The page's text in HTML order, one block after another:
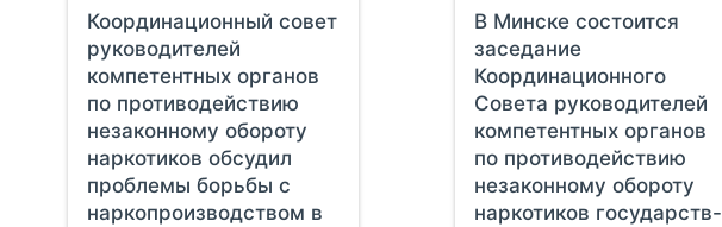
Координационный совет
руководителей
компетентных органов
по противодействию
незаконному обороту
наркотиков обсудил
проблемы борьбы с
наркопроизводством в
В Минске состоится
заседание
Координационного
Совета руководителей
компетентных органов
по противодействию
незаконному обороту
наркотиков государств-